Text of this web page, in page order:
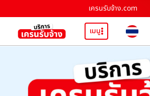
เครนรับจ้าง.com
เมนู